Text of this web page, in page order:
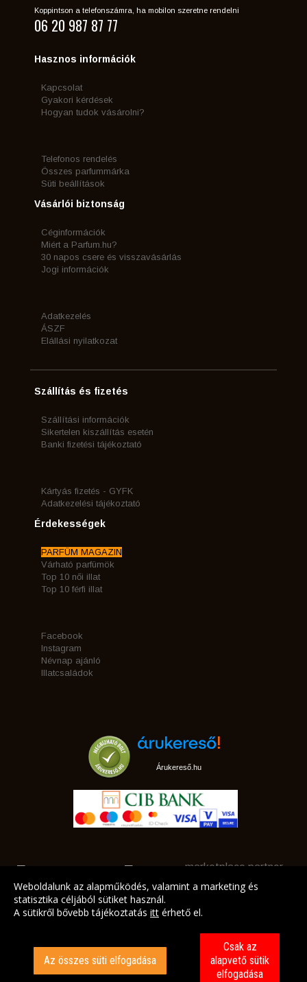
Koppintson a telefonszámra, ha mobilon szeretne rendelni
06 20 987 87 77
Hasznos információk
Kapcsolat
Gyakori kérdések
Hogyan tudok vásárolni?
Telefonos rendelés
Összes parfummárka
Süti beállítások
Vásárlói biztonság
Céginformációk
Miért a Parfum.hu?
30 napos csere és visszavásárlás
Jogi információk
Adatkezelés
ÁSZF
Elállási nyilatkozat
Szállítás és fizetés
Szállítási információk
Sikertelen kiszállítás esetén
Banki fizetési tájékoztató
Kártyás fizetés - GYFK
Adatkezelési tájékoztató
Érdekességek
PARFÜM MAGAZIN
Várható parfümök
Top 10 női illat
Top 10 férfi illat
Facebook
Instagram
Névnap ajánló
Illatcsaládok
Árukereső.hu
marketplace partner
Weboldalunk az alapműködés, valamint a marketing és
statisztika céljából sütiket használ.
A sütikről bővebb tájékoztatás itt érhető el.
Az összes süti elfogadása
Csak az
alapvető sütik
elfogadása